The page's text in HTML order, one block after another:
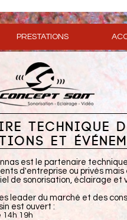
PRESTATIONS
TECHNIQUE
ET
est le partenaire
d'entreprise ou privés
de sonorisation, éclairage et
leader du marché et des
est ouvert :
19h